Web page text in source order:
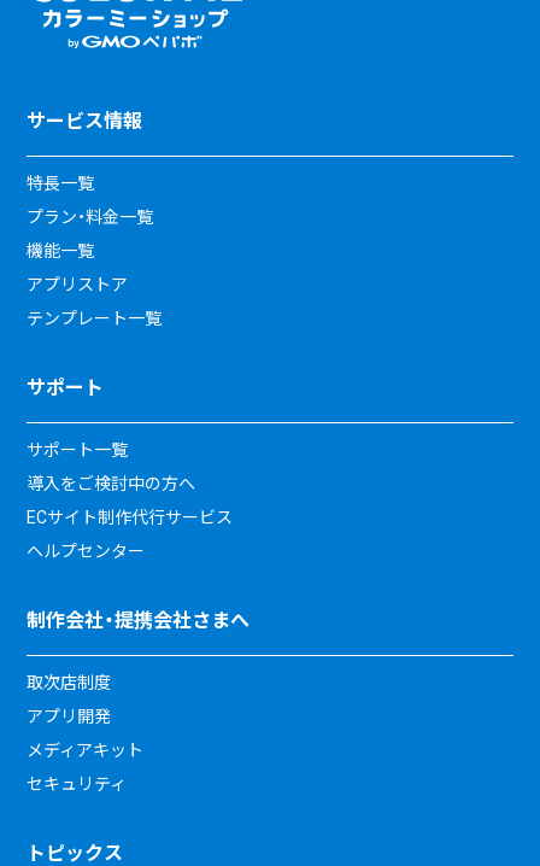
サービス情報
特長一覧
プラン・料金一覧
機能一覧
アプリストア
テンプレート一覧
サポート
サポート一覧
導入をご検討中の方へ
ECサイト制作代行サービス
ヘルプセンター
制作会社・提携会社さまへ
取次店制度
アプリ開発
メディアキット
セキュリティ
トピックス